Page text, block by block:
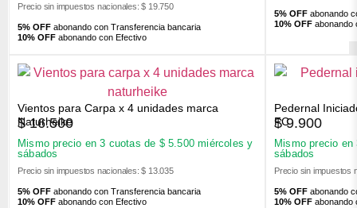
Precio sin impuestos nacionales: $ 19.750
5% OFF abonando con Transferencia bancaria
10% OFF abonando con Efectivo
5% OFF abonando
10% OFF abonando
Vientos para Carpa x 4 unidades marca
Naturheike
$16.500
Mismo precio en 3 cuotas de $5.500 miércoles y
sábados
Precio sin impuestos nacionales: $ 13.035
5% OFF abonando con Transferencia bancaria
10% OFF abonando con Efectivo
Pedernal
FC
$9.900
Mismo precio
sábados
Precio sin impuestos
5% OFF abonando
10% OFF abonando